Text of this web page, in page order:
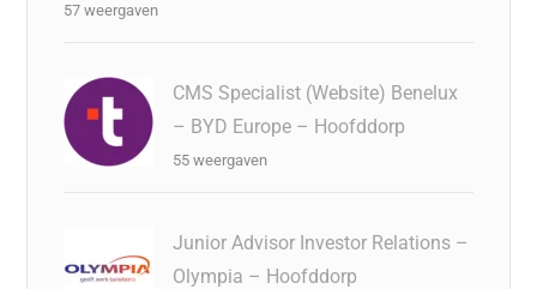
57 weergaven
CMS Specialist (Website) Benelux
– BYD Europe – Hoofddorp
55 weergaven
Junior Advisor Investor Relations –
Olympia – Hoofddorp